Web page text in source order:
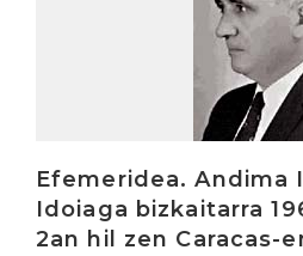
Efemeridea. Andima
Idoiaga bizkaitarra
2an hil zen Caracas-